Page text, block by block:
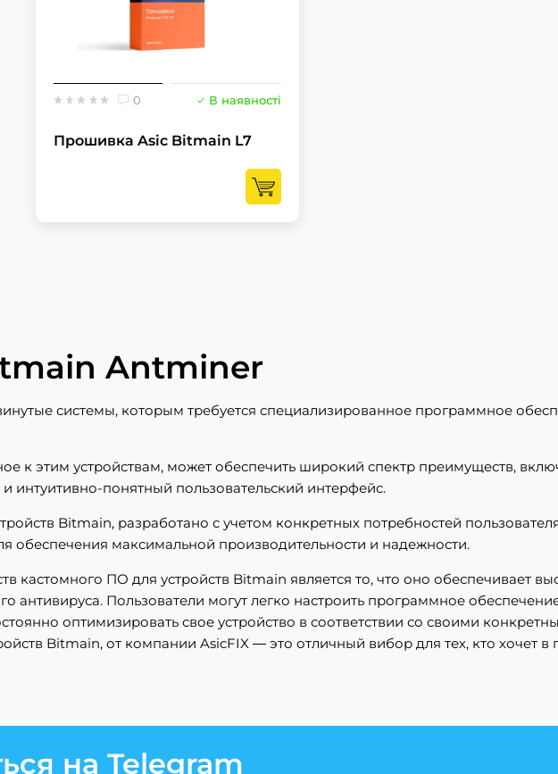
0 В наявності
Прошивка Asic Bitmain L7
Antminer
системы, которым требуется специализированное программное
к этим устройствам, может обеспечить широкий спектр преимуществ,
интуитивно-понятный пользовательский интерфейс.
Bitmain, разработано с учетом конкретных потребностей
обеспечения максимальной производительности и надежности.
ПО для устройств Bitmain является то, что оно обеспечивает
антивируса. Пользователи могут легко настроить программное
оптимизировать свое устройство в соответствии со своими
Bitmain, от компании AsicFIX — это отличный вибор для тех, кто хочет в
на Telegram